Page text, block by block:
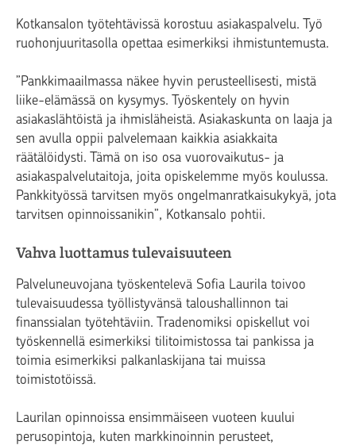
Kotkansalon työtehtävissä korostuu asiakaspalvelu. Työ
ruohonjuuritasolla opettaa esimerkiksi ihmistuntemusta.
”Pankkimaailmassa näkee hyvin perusteellisesti, mistä
liike-elämässä on kysymys. Työskentely on hyvin
asiakaslähtöistä ja ihmisläheistä. Asiakaskunta on laaja ja
sen avulla oppii palvelemaan kaikkia asiakkaita
räätälöidysti. Tämä on iso osa vuorovaikutus- ja
asiakaspalvelutaitoja, joita opiskelemme myös koulussa.
Pankkityössä tarvitsen myös ongelmanratkaisukykyä, jota
tarvitsen opinnoissanikin”, Kotkansalo pohtii.
Vahva luottamus tulevaisuuteen
Palveluneuvojana työskentelevä Sofia Laurila toivoo
tulevaisuudessa työllistyvänsä taloushallinnon tai
finanssialan työtehtäviin. Tradenomiksi opiskellut voi
työskennellä esimerkiksi tilitoimistossa tai pankissa ja
toimia esimerkiksi palkanlaskijana tai muissa
toimistotöissä.
Laurilan opinnoissa ensimmäiseen vuoteen kuului
perusopintoja, kuten markkinoinnin perusteet,